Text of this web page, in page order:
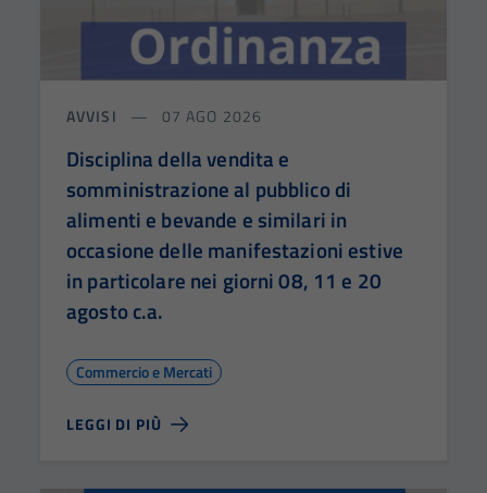
AVVISI 07 AGO 2026
Disciplina della vendita e
somministrazione al pubblico di
alimenti e bevande e similari in
occasione delle manifestazioni estive
in particolare nei giorni 08, 11 e 20
agosto c.a.
Commercio e Mercati
LEGGI DI PIÙ